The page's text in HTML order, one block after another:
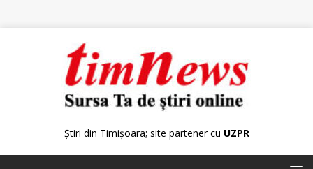
Știri din Timișoara; site partener cu UZPR